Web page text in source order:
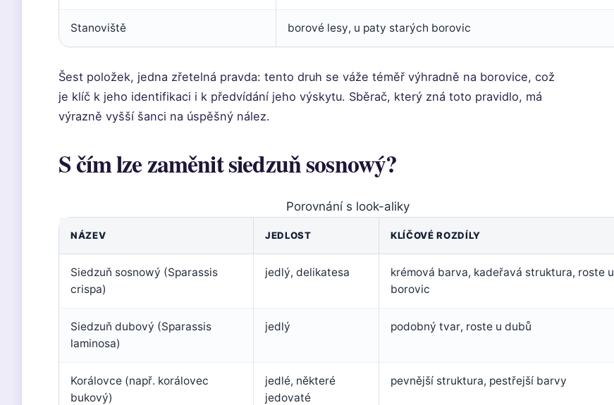
Stanoviště borové lesy, u paty starých borovic
Šest položek, jedna zřetelná pravda: tento druh se váže téměř výhradně na borovice, což
je klíč k jeho identifikaci i k předvídání jeho výskytu. Sběrač, který zná toto pravidlo, má
výrazně vyšší šanci na úspěšný nález.
S čím lze zaměnit siedzuň sosnowý?
Porovnání s look-aliky
NÁZEV JEDLOST KLÍČOVÉ ROZDÍLY
Siedzuň sosnowý (Sparassis
crispa)
jedlý, delikatesa
krémová barva, kadeřavá struktura, roste u
borovic
Siedzuň dubový (Sparassis
laminosa)
jedlý podobný tvar, roste u dubů
Korálovce (např. korálovec
bukový)
jedlé, některé
jedovaté
pevnější struktura, pestřejší barvy